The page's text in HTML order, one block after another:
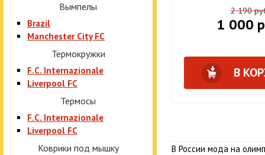
Вымпелы
Brazil
Manchester City FC
Термокружки
F.C. Internazionale
Liverpool FC
Термосы
F.C. Internazionale
Liverpool FC
Коврики под мышку
2 190
1 000
В
В России мода на